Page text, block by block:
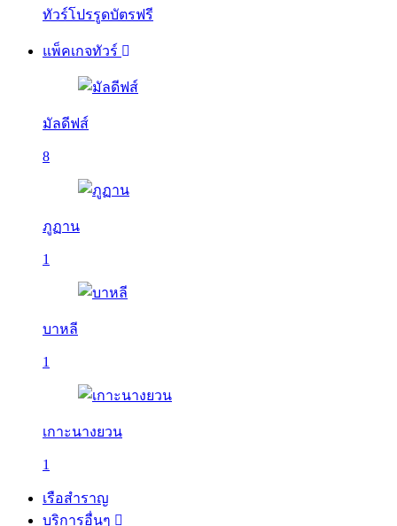
ทัวร์โปรรูดบัตรฟรี
แพ็คเกจทัวร์
มัลดีฟส์
8
ภูฏาน
1
บาหลี
1
เกาะนางยวน
1
เรือสำราญ
บริการอื่นๆ